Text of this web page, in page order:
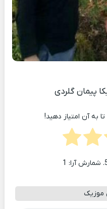
پیمان گلردی
به آن امتیاز دهید!
1
موزیک